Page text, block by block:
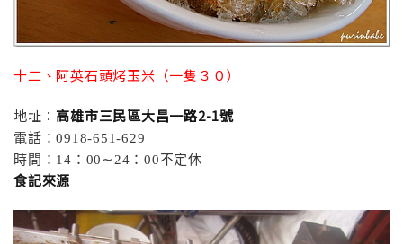
十二、阿英石頭烤玉米（一隻３０）
地址：高雄市三民區大昌一路2-1號
電話：0918-651-629
時間：14：00∼24：00不定休
食記來源